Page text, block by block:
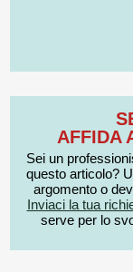
AFFIDA
Sei un
questo articolo?
argomento o
Inviaci la tua
serve per lo